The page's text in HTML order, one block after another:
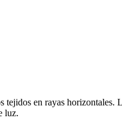
en rayas
luz.